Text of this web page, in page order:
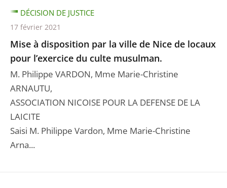
Mise à disposition par la ville de Nice de locaux
pour l’exercice du culte musulman.
M. Philippe VARDON, Mme Marie-Christine
ARNAUTU,
ASSOCIATION NICOISE POUR LA DEFENSE DE LA
LAICITE
Saisi M. Philippe Vardon, Mme Marie-Christine
Arna...
DÉCISION DE JUSTICE
17 février 2021